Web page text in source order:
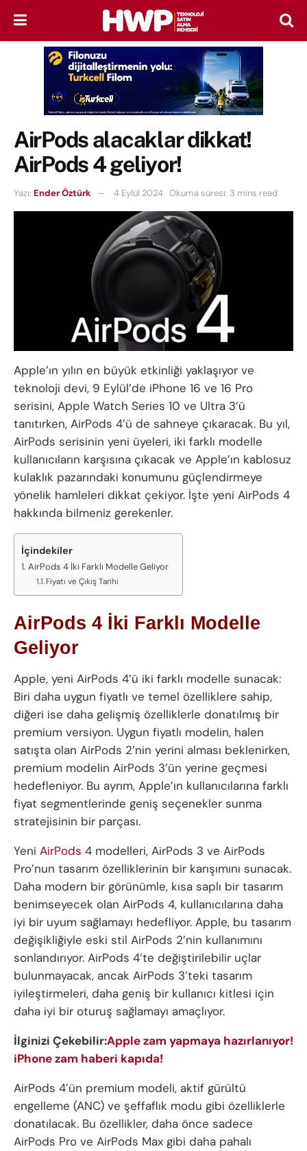
AirPods alacaklar dikkat!
AirPods 4 geliyor!
Yazı: Ender Öztürk 4 Eylül 2024 Okuma süresi: 3 mins read
Apple’ın yılın en büyük etkinliği yaklaşıyor ve
teknoloji devi, 9 Eylül’de iPhone 16 ve 16 Pro
serisini, Apple Watch Series 10 ve Ultra 3’ü
tanıtırken, AirPods 4’ü de sahneye çıkaracak. Bu yıl,
AirPods serisinin yeni üyeleri, iki farklı modelle
kullanıcıların karşısına çıkacak ve Apple’ın kablosuz
kulaklık pazarındaki konumunu güçlendirmeye
yönelik hamleleri dikkat çekiyor. İşte yeni AirPods 4
hakkında bilmeniz gerekenler.
İçindekiler
AirPods 4 İki Farklı Modelle Geliyor
Fiyatı ve Çıkış Tarihi
AirPods 4 İki Farklı Modelle
Geliyor
Apple, yeni AirPods 4’ü iki farklı modelle sunacak:
Biri daha uygun fiyatlı ve temel özelliklere sahip,
diğeri ise daha gelişmiş özelliklerle donatılmış bir
premium versiyon. Uygun fiyatlı modelin, halen
satışta olan AirPods 2’nin yerini alması beklenirken,
premium modelin AirPods 3’ün yerine geçmesi
hedefleniyor. Bu ayrım, Apple’ın kullanıcılarına farklı
fiyat segmentlerinde geniş seçenekler sunma
stratejisinin bir parçası.
Yeni AirPods 4 modelleri, AirPods 3 ve AirPods
Pro’nun tasarım özelliklerinin bir karışımını sunacak.
Daha modern bir görünümle, kısa saplı bir tasarım
benimseyecek olan AirPods 4, kullanıcılarına daha
iyi bir uyum sağlamayı hedefliyor. Apple, bu tasarım
değişikliğiyle eski stil AirPods 2’nin kullanımını
sonlandırıyor. AirPods 4’te değiştirilebilir uçlar
bulunmayacak, ancak AirPods 3’teki tasarım
iyileştirmeleri, daha geniş bir kullanıcı kitlesi için
daha iyi bir oturuş sağlamayı amaçlıyor.
İlginizi Çekebilir:Apple zam yapmaya hazırlanıyor!
iPhone zam haberi kapıda!
AirPods 4’ün premium modeli, aktif gürültü
engelleme (ANC) ve şeffaflık modu gibi özelliklerle
donatılacak. Bu özellikler, daha önce sadece
AirPods Pro ve AirPods Max gibi daha pahalı